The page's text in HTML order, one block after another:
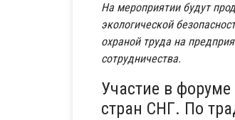
На мероприятии будут
экологической
охраной труда на
сотрудничества.
Участие в
стран СНГ. По